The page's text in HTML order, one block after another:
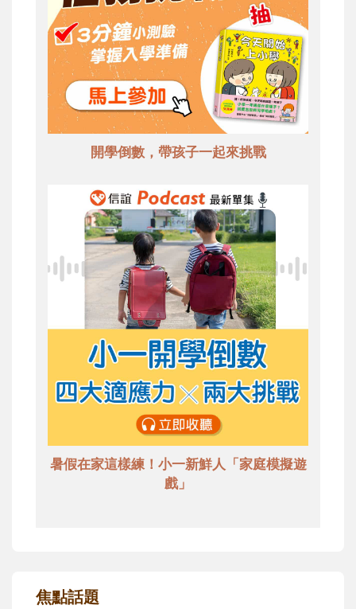
開學倒數，帶孩子一起來挑戰
暑假在家這樣練！小一新鮮人「家庭模擬遊
戲」
焦點話題